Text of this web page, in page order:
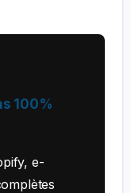
100%
e-